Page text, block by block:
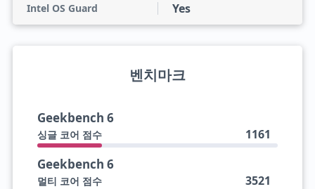
Intel OS Guard Yes
벤치마크
Geekbench 6
싱글 코어 점수 1161
Geekbench 6
멀티 코어 점수 3521